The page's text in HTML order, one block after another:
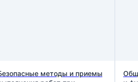
методы и приемы